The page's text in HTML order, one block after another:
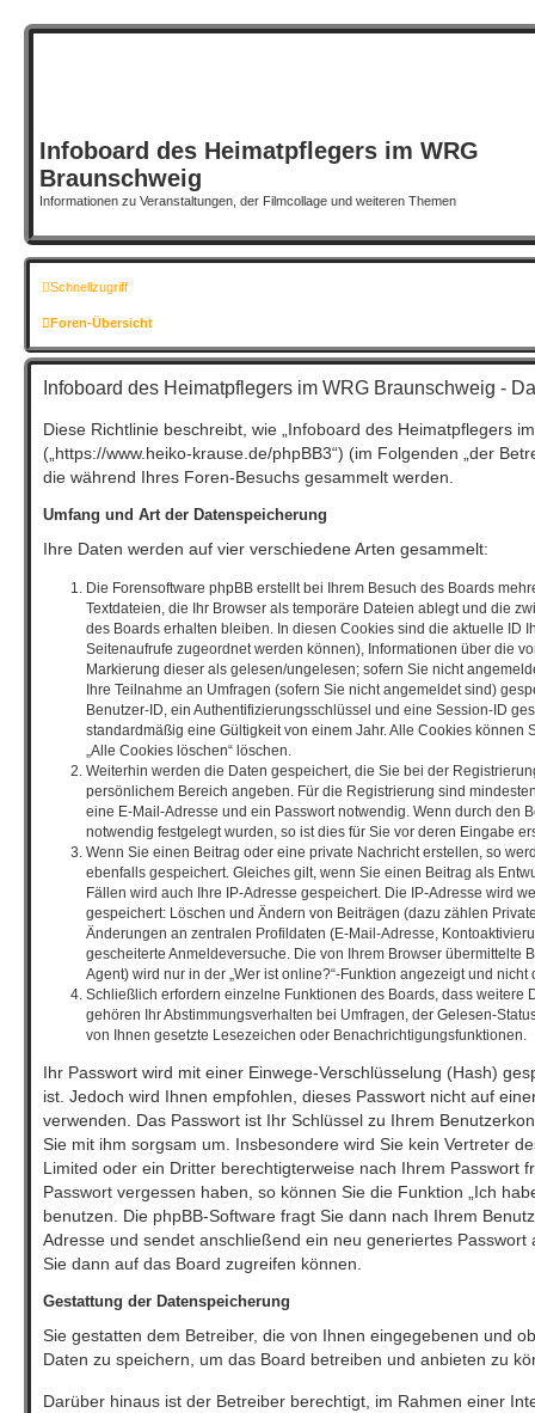
Infoboard des Heimatpflegers im WRG
Braunschweig
Informationen zu Veranstaltungen, der Filmcollage und weiteren Themen
Schnellzugriff
Foren-Übersicht
Infoboard des Heimatpflegers im WRG Braunschweig -
Diese Richtlinie beschreibt, wie „Infoboard des Heimatpflegers
(„https://www.heiko-krause.de/phpBB3“) (im Folgenden „der
die während Ihres Foren-Besuchs gesammelt werden.
Umfang und Art der Datenspeicherung
Ihre Daten werden auf vier verschiedene Arten gesammelt:
Die Forensoftware phpBB erstellt bei Ihrem Besuch des Boards
Textdateien, die Ihr Browser als temporäre Dateien ablegt und die
des Boards erhalten bleiben. In diesen Cookies sind die aktuelle ID
Seitenaufrufe zugeordnet werden können), Informationen über die
Markierung dieser als gelesen/ungelesen; sofern Sie nicht
Ihre Teilnahme an Umfragen (sofern Sie nicht angemeldet sind)
Benutzer-ID, ein Authentifizierungsschlüssel und eine Session-ID
standardmäßig eine Gültigkeit von einem Jahr. Alle Cookies können
„Alle Cookies löschen“ löschen.
Weiterhin werden die Daten gespeichert, die Sie bei der
persönlichem Bereich angeben. Für die Registrierung sind
eine E-Mail-Adresse und ein Passwort notwendig. Wenn durch den
notwendig festgelegt wurden, so ist dies für Sie vor deren Eingabe
Wenn Sie einen Beitrag oder eine private Nachricht erstellen, so
ebenfalls gespeichert. Gleiches gilt, wenn Sie einen Beitrag als
Fällen wird auch Ihre IP-Adresse gespeichert. Die IP-Adresse wird
gespeichert: Löschen und Ändern von Beiträgen (dazu zählen
Änderungen an zentralen Profildaten (E-Mail-Adresse,
gescheiterte Anmeldeversuche. Die von Ihrem Browser übermittelte
Agent) wird nur in der „Wer ist online?“-Funktion angezeigt und
Schließlich erfordern einzelne Funktionen des Boards, dass weitere
gehören Ihr Abstimmungsverhalten bei Umfragen, der Gelesen-
von Ihnen gesetzte Lesezeichen oder Benachrichtigungsfunktionen.
Ihr Passwort wird mit einer Einwege-Verschlüsselung (Hash)
ist. Jedoch wird Ihnen empfohlen, dieses Passwort nicht auf
verwenden. Das Passwort ist Ihr Schlüssel zu Ihrem
Sie mit ihm sorgsam um. Insbesondere wird Sie kein Vertreter
Limited oder ein Dritter berechtigterweise nach Ihrem Passwort
Passwort vergessen haben, so können Sie die Funktion „Ich
benutzen. Die phpBB-Software fragt Sie dann nach Ihrem
Adresse und sendet anschließend ein neu generiertes Passwort
Sie dann auf das Board zugreifen können.
Gestattung der Datenspeicherung
Sie gestatten dem Betreiber, die von Ihnen eingegebenen und
Daten zu speichern, um das Board betreiben und anbieten zu
Darüber hinaus ist der Betreiber berechtigt, im Rahmen einer